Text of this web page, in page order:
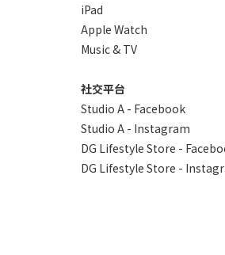
iPad
Apple Watch
Music & TV
社交平台
Studio A - Facebook
Studio A - Instagram
DG Lifestyle Store -
DG Lifestyle Store -